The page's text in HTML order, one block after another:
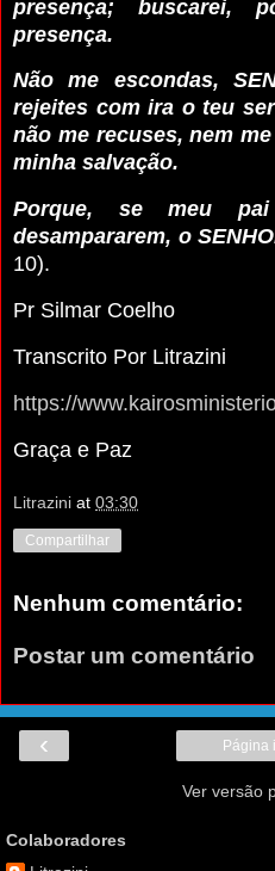
presença; buscarei,
presença.
Não me escondas,
rejeites com ira o teu
não me recuses, nem
minha salvação.
Porque, se meu
desampararem, o
10).
Pr Silmar Coelho
Transcrito Por Litrazini
https://
Graça e Paz
Litrazini at 03:30
Compartilhar
Nenhum comentário:
Postar um comentário
‹ Página
Ver versão
Colaboradores